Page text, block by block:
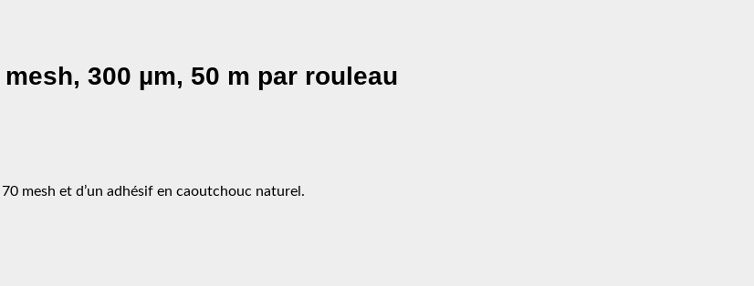
300 µm, 50 m par rouleau
mesh et d’un adhésif en caoutchouc naturel.